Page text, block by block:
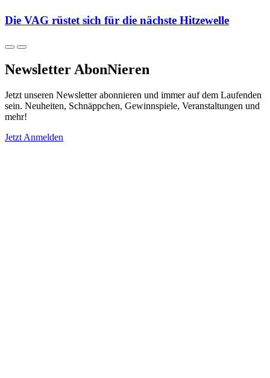
Die VAG rüstet sich für die nächste Hitzewelle
Newsletter AbonNieren
Jetzt unseren Newsletter abonnieren und immer auf dem Laufenden
sein. Neuheiten, Schnäppchen, Gewinnspiele, Veranstaltungen und
mehr!
Jetzt Anmelden